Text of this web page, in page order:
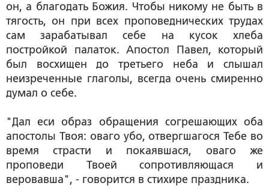
он, а благодать Божия. Чтобы никому не быть в
тягость, он при всех проповеднических трудах
сам зарабатывал себе на кусок хлеба
постройкой палаток. Апостол Павел, который
был восхищен до третьего неба и слышал
неизреченные глаголы, всегда очень смиренно
думал о себе.
"Дал еси образ обращения согрешающих оба
апостолы Твоя: оваго убо, отвергшагося Тебе во
время страсти и покаявшася, оваго же
проповеди Твоей сопротивляющася и
веровавша", - говорится в стихире праздника.